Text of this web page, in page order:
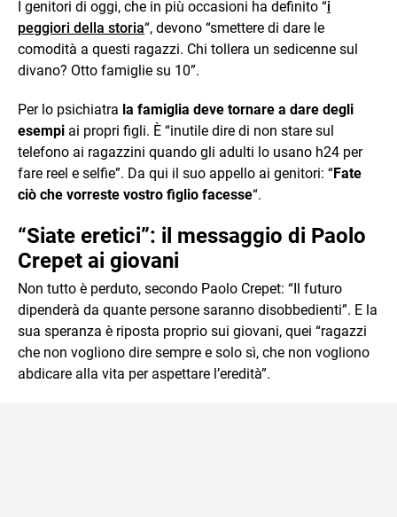
I genitori di oggi, che in più occasioni ha definito “i
peggiori della storia“, devono “smettere di dare le
comodità a questi ragazzi. Chi tollera un sedicenne sul
divano? Otto famiglie su 10”.
Per lo psichiatra la famiglia deve tornare a dare degli
esempi ai propri figli. È “inutile dire di non stare sul
telefono ai ragazzini quando gli adulti lo usano h24 per
fare reel e selfie”. Da qui il suo appello ai genitori: “Fate
ciò che vorreste vostro figlio facesse“.
“Siate eretici”: il messaggio di Paolo
Crepet ai giovani
Non tutto è perduto, secondo Paolo Crepet: “Il futuro
dipenderà da quante persone saranno disobbedienti”. E la
sua speranza è riposta proprio sui giovani, quei “ragazzi
che non vogliono dire sempre e solo sì, che non vogliono
abdicare alla vita per aspettare l’eredità”.